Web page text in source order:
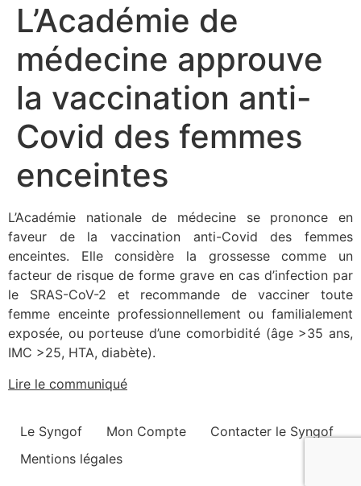
L’Académie de
médecine approuve
la vaccination anti-
Covid des femmes
enceintes
L’Académie nationale de médecine se prononce en
faveur de la vaccination anti-Covid des femmes
enceintes. Elle considère la grossesse comme un
facteur de risque de forme grave en cas d’infection par
le SRAS-CoV-2 et recommande de vacciner toute
femme enceinte professionnellement ou familialement
exposée, ou porteuse d’une comorbidité (âge >35 ans,
IMC >25, HTA, diabète).
Lire le communiqué
Le Syngof Mon Compte
Contacter le Syngof
Mentions légales